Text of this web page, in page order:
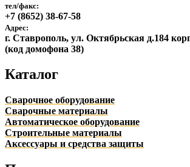
тел/факс:
+7 (8652) 38-67-58
Адрес:
г. Ставрополь, ул. Октябрьская д.184
(код домофона 38)
Каталог
Сварочное оборудование
Сварочные материалы
Автоматическое оборудование
Строительные материалы
Аксессуары и средства защиты